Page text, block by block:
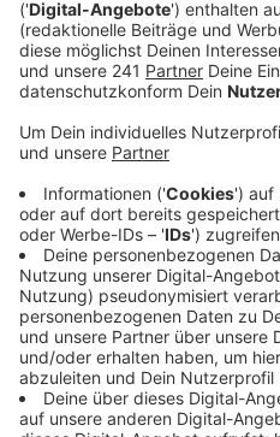
Anzeige
Mit den zwei Kilometern
Höhlenforscher Stefan
Entdeckern der Millionen
Ründerother Mühlenberg.
ersten Mal betreten. Einige
sind bis zu fünf Meter breit
Geprägt sind sie von vielen
Tropfsteine, Kristalle und
Anzeige